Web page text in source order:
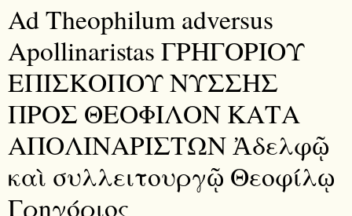
Ad Theophilum adversus
Apollinaristas ΓΡΗΓΟΡΙΟΥ
ΕΠΙΣΚΟΠΟΥ ΝΥΣΣΗΣ
ΠΡΟΣ ΘΕΟΦΙΛΟΝ ΚΑΤΑ
ΑΠΟΛΙΝΑΡΙΣΤΩΝ Ἀδελφῷ
καὶ συλλειτουργῷ Θεοφίλῳ
Γρηγόριος